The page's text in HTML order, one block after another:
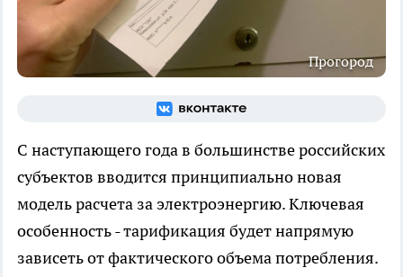
Прогород
С наступающего года в большинстве российских
субъектов вводится принципиально новая
модель расчета за электроэнергию. Ключевая
особенность - тарификация будет напрямую
зависеть от фактического объема потребления.